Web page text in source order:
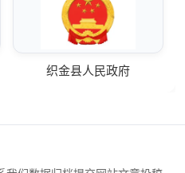
织金县人民政府